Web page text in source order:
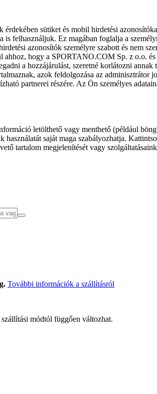
sütiket és mobil hirdetési
is felhasználjuk. Ez magában foglalja a
azonosítók személyre szabott és nem
hogy a SPORTANO.COM Sp. z o.o.
a hozzájárulást, szeretné korlátozni
azok feldolgozása az adminisztrátor
partnerei részére. Az Ön személyes
letölthető vagy menthető (például
saját maga szabályozhatja.
tartalom megjelenítését vagy
További információk a szállításról
módtól függően változhat.